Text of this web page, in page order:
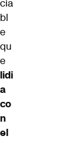
cia
bl
e
qu
e
lidi
a
co
n
el